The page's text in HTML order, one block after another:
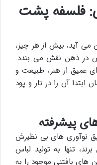
فلسفه پشت
آید، بیش از هر چیز،
در ذهن نقش می بندد.
عمیق از هنر، طبیعت و
ابتدا آن را در تار و پود
پیشرفته
نوآوری های بی نظیرش
تنها به تولید لباس
های بافتنی موجود را به